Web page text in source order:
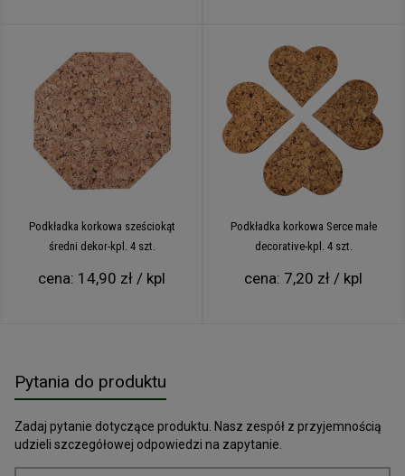
Podkładka korkowa sześciokąt
średni dekor-kpl. 4 szt.
cena: 14,90 zł / kpl
Podkładka korkowa Serce małe
decorative-kpl. 4 szt.
cena: 7,20 zł / kpl
Pytania do produktu
Zadaj pytanie dotyczące produktu. Nasz zespół z przyjemnością
udzieli szczegółowej odpowiedzi na zapytanie.